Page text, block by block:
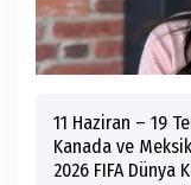
11 Haziran – 19
Kanada ve
2026 FIFA Dünya